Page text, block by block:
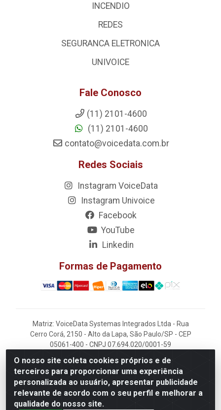
O nosso site coleta cookies próprios e de
terceiros para proporcionar uma experiência
personalizada ao usuário, apresentar publicidade
relevante de acordo com o seu perfil e melhorar a
qualidade do nosso site.
INCENDIO
REDES
SEGURANCA ELETRONICA
UNIVOICE
Fale Conosco
(11) 2101-4600
(11) 2101-4600
contato@voicedata.com.br
Redes Sociais
Instagram VoiceData
Instagram Univoice
Facebook
YouTube
Linkedin
Formas de Pagamento
Matriz: VoiceData Systemas Integrados Ltda - Rua
Cerro Corá, 2150 - Alto da Lapa, São Paulo/SP - CEP
05061-400 - CNPJ 07.694.020/0001-59
Filial: VoiceData - Rua João Kaufmann, 405 -
Rochdale - Osasco/SP - CEP 06220-060